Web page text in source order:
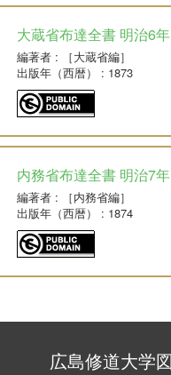
大蔵省布達全書 明治6年
編著者 : ［大蔵省編］
出版年（西暦）
: 1873
内務省布達全書 明治7年
編著者 : ［内務省編］
出版年（西暦）
: 1874
広島修道大学